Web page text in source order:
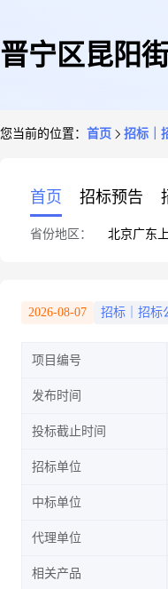
晋宁区昆阳
您当前的位置： 首页 招标｜
首页 招标预告
省份地区： 北京广东
2026-08-07 招标｜招标
项目编号
发布时间
投标截止时间
招标单位
中标单位
代理单位
相关产品